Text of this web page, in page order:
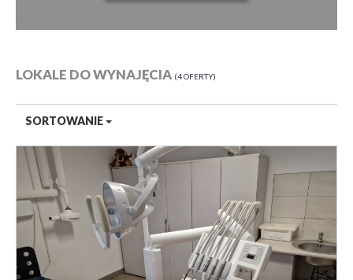
LOKALE DO WYNAJĘCIA 4 OFERTY
SORTOWANIE